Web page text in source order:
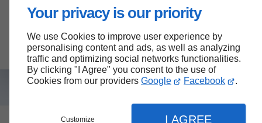
Your privacy is our priority
We use Cookies to improve user experience by
personalising content and ads, as well as analyzing
traffic and optimizing social networks functionalities.
By clicking "I Agree" you consent to the use of
Cookies from our providers Google Facebook .
Customize I AGREE